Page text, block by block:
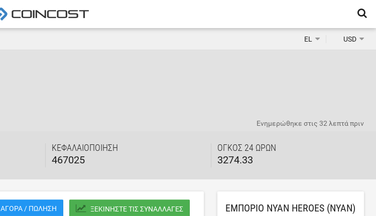
EL USD
ΚΕΦΑΛΑΙΟΠΟΊΗΣΗ
467025
ΌΓΚΟΣ 24 ΩΡΏΝ
3274.33
Ενημερώθηκε στις 32 λεπτά πριν
ΑΓΟΡΆ / ΠΏΛΗΣΗ ΞΕΚΙΝΉΣΤΕ ΤΙΣ ΣΥΝΑΛΛΑΓΈΣ ΕΜΠΌΡΙΟ NYAN HEROES (NYAN)